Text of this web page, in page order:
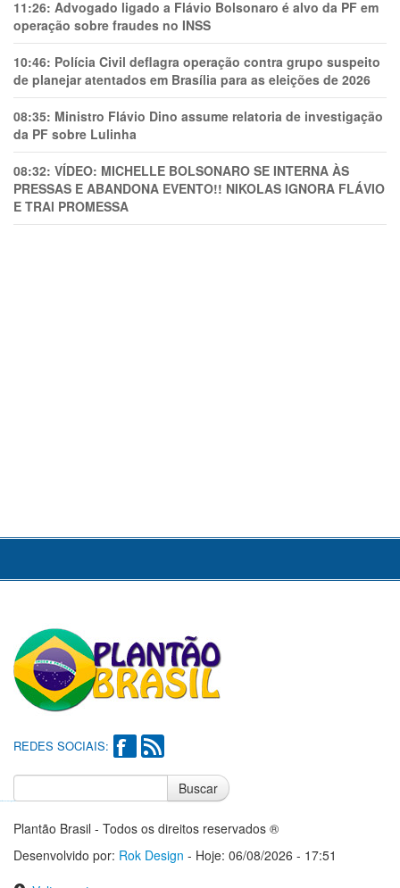
11:26: Advogado ligado a Flávio Bolsonaro é alvo da PF em
operação sobre fraudes no INSS
10:46: Polícia Civil deflagra operação contra grupo suspeito
de planejar atentados em Brasília para as eleições de 2026
08:35: Ministro Flávio Dino assume relatoria de investigação
da PF sobre Lulinha
08:32: VÍDEO: MICHELLE BOLSONARO SE INTERNA ÀS
PRESSAS E ABANDONA EVENTO!! NIKOLAS IGNORA FLÁVIO
E TRAl PROMESSA
REDES SOCIAIS:
Buscar
Plantão Brasil - Todos os direitos reservados ®
Desenvolvido por: Rok Design - Hoje: 06/08/2026 - 17:51